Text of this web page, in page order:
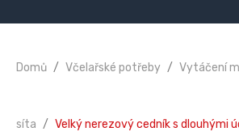
Domů Včelařské potřeby Vytáčení
síta Velký nerezový cedník s dlouhými